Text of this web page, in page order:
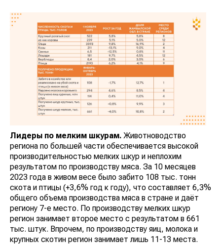
Лидеры по мелким шкурам. Животноводство
региона по большей части обеспечивается высокой
производительностью мелких шкур и неплохим
результатом по производству мяса. За 10 месяцев
2023 года в живом весе было забито 108 тыс. тонн
скота и птицы (+3,6% год к году), что составляет 6,3%
общего объема производства мяса в стране и даёт
региону 7-е место. По производству мелких шкур
регион занимает второе место с результатом в 661
тыс. штук. Впрочем, по производству яиц, молока и
крупных скотин регион занимает лишь 11-13 места.